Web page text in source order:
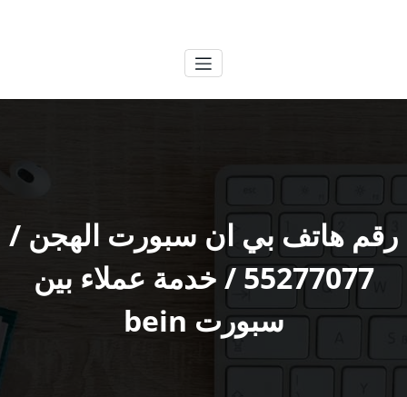
رقم هاتف بي ان سبورت الهجن /
55277077 / خدمة عملاء بين
سبورت bein